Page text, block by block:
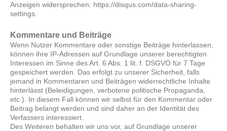
Anzeigen widersprechen: https://disqus.com/data-sharing-
settings.
Kommentare und Beiträge
Wenn Nutzer Kommentare oder sonstige Beiträge hinterlassen,
können ihre IP-Adressen auf Grundlage unserer berechtigten
Interessen im Sinne des Art. 6 Abs. 1 lit. f. DSGVO für 7 Tage
gespeichert werden. Das erfolgt zu unserer Sicherheit, falls
jemand in Kommentaren und Beiträgen widerrechtliche Inhalte
hinterlässt (Beleidigungen, verbotene politische Propaganda,
etc.). In diesem Fall können wir selbst für den Kommentar oder
Beitrag belangt werden und sind daher an der Identität des
Verfassers interessiert.
Des Weiteren behalten wir uns vor, auf Grundlage unserer